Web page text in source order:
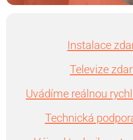
Instalace
Televize
Uvádíme reálnou
Technická